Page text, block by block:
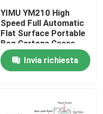
YIMU YM210 High
Speed Full Automatic
Flat Surface Portable
Bag Cartone Casse
Casse Macchine di
etichettatura
Invia richiesta